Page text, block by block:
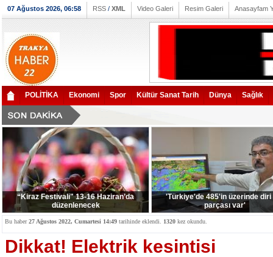
07 Ağustos 2026, 06:58 RSS / XML Video Galeri Resim Galeri Anasayfam
POLİTİKA Ekonomi Spor Kültür Sanat Tarih Dünya Sağlık
“Kiraz Festivali" 13-16 Haziran’da
düzenlenecek
'Türkiye'de 485'in üzerinde diri
parçası var'
Bu haber27 Ağustos 2022, Cumartesi 14:49 tarihinde eklendi. 1320 kez okundu.
Dikkat! Elektrik kesintisi